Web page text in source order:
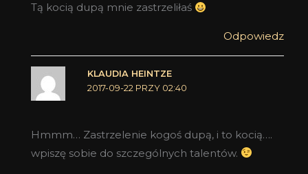
Tą kocią dupą mnie zastrzeliłaś
Odpowiedz
KLAUDIA HEINTZE
2017-09-22 PRZY 02:40
Hmmm… Zastrzelenie kogoś dupą, i to kocią….
wpiszę sobie do szczególnych talentów.